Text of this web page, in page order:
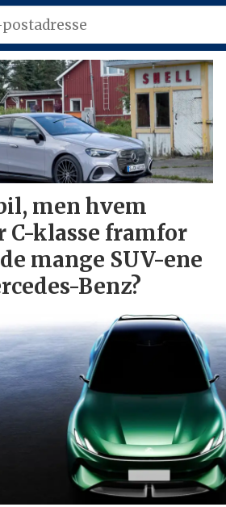
men hvem
C-klasse framfor
mange SUV-ene
Benz?